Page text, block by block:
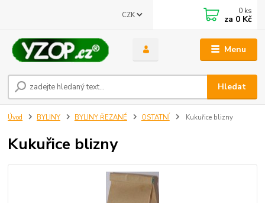
Menu
CZK
Hledat
0 ks
za 0 Kč
Úvod BYLINY BYLINY ŘEZANÉ OSTATNÍ Kukuřice blizny
Kukuřice blizny
Získejte slevu
4% za registraci do našeho e shopu
Stačí zadat váš email
Přeji si odebírat novinky e-mailem dlepodmínek zpracování osobních
údajů.
zpracováním osobních údajů